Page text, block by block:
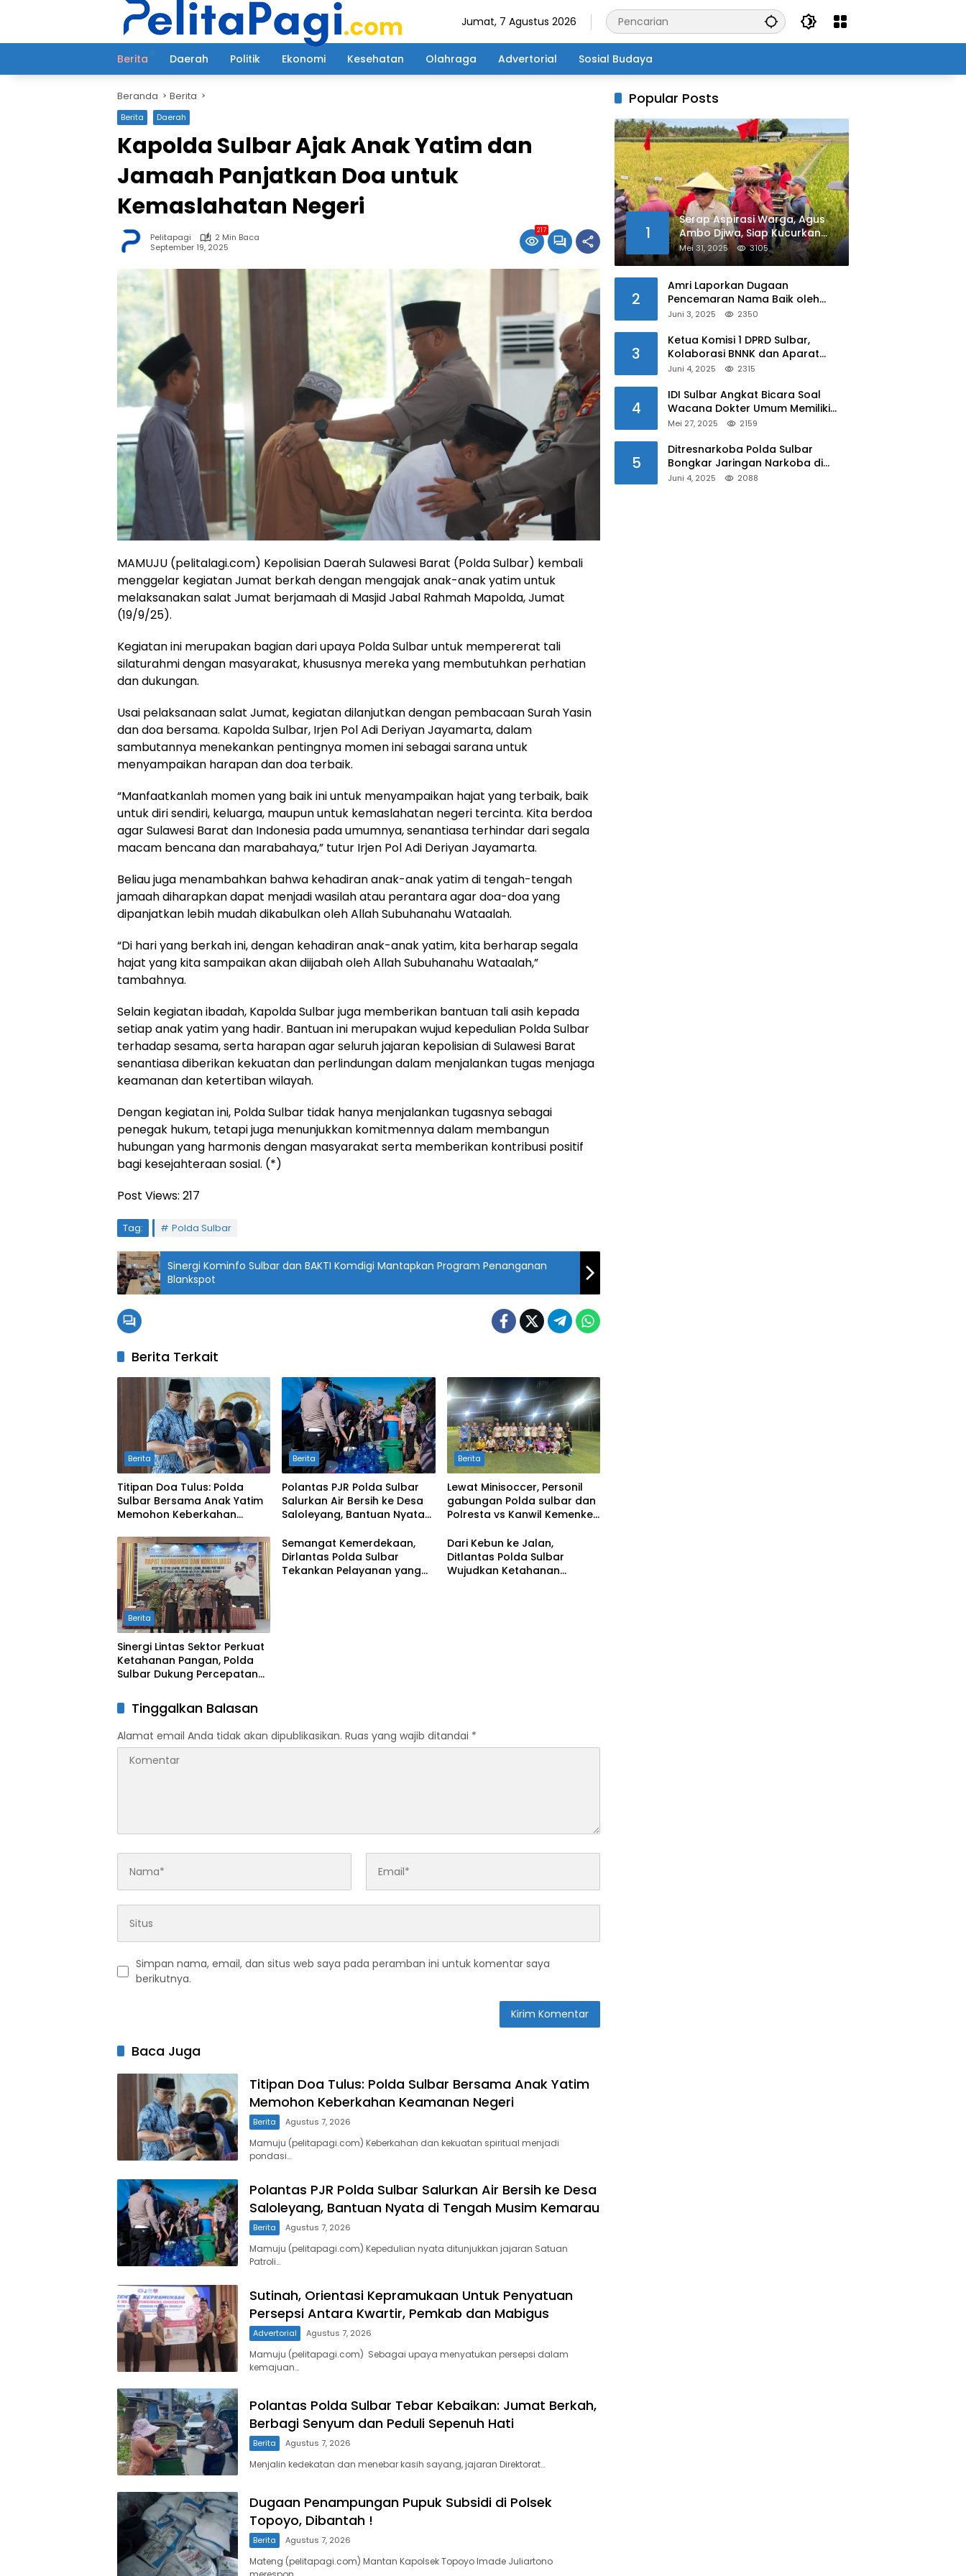
Jumat, 7 Agustus 2026
Berita Daerah Politik Ekonomi Kesehatan Olahraga Advertorial Sosial Budaya
Beranda Berita
Berita Daerah
Kapolda Sulbar Ajak Anak Yatim dan
Jamaah Panjatkan Doa untuk
Kemaslahatan Negeri
Pelitapagi
2 Min Baca
September 19, 2025
217
MAMUJU (pelitalagi.com) Kepolisian Daerah Sulawesi Barat (Polda Sulbar) kembali
menggelar kegiatan Jumat berkah dengan mengajak anak-anak yatim untuk
melaksanakan salat Jumat berjamaah di Masjid Jabal Rahmah Mapolda, Jumat
(19/9/25).
Kegiatan ini merupakan bagian dari upaya Polda Sulbar untuk mempererat tali
silaturahmi dengan masyarakat, khususnya mereka yang membutuhkan perhatian
dan dukungan.
Usai pelaksanaan salat Jumat, kegiatan dilanjutkan dengan pembacaan Surah Yasin
dan doa bersama. Kapolda Sulbar, Irjen Pol Adi Deriyan Jayamarta, dalam
sambutannya menekankan pentingnya momen ini sebagai sarana untuk
menyampaikan harapan dan doa terbaik.
“Manfaatkanlah momen yang baik ini untuk menyampaikan hajat yang terbaik, baik
untuk diri sendiri, keluarga, maupun untuk kemaslahatan negeri tercinta. Kita berdoa
agar Sulawesi Barat dan Indonesia pada umumnya, senantiasa terhindar dari segala
macam bencana dan marabahaya,” tutur Irjen Pol Adi Deriyan Jayamarta.
Beliau juga menambahkan bahwa kehadiran anak-anak yatim di tengah-tengah
jamaah diharapkan dapat menjadi wasilah atau perantara agar doa-doa yang
dipanjatkan lebih mudah dikabulkan oleh Allah Subuhanahu Wataalah.
“Di hari yang berkah ini, dengan kehadiran anak-anak yatim, kita berharap segala
hajat yang kita sampaikan akan diijabah oleh Allah Subuhanahu Wataalah,”
tambahnya.
Selain kegiatan ibadah, Kapolda Sulbar juga memberikan bantuan tali asih kepada
setiap anak yatim yang hadir. Bantuan ini merupakan wujud kepedulian Polda Sulbar
terhadap sesama, serta harapan agar seluruh jajaran kepolisian di Sulawesi Barat
senantiasa diberikan kekuatan dan perlindungan dalam menjalankan tugas menjaga
keamanan dan ketertiban wilayah.
Dengan kegiatan ini, Polda Sulbar tidak hanya menjalankan tugasnya sebagai
penegak hukum, tetapi juga menunjukkan komitmennya dalam membangun
hubungan yang harmonis dengan masyarakat serta memberikan kontribusi positif
bagi kesejahteraan sosial. (*)
Post Views: 217
Tag: Polda Sulbar
Sinergi Kominfo Sulbar dan BAKTI Komdigi Mantapkan Program Penanganan
Blankspot
Berita Terkait
Berita
Titipan Doa Tulus: Polda
Sulbar Bersama Anak Yatim
Memohon Keberkahan
Berita
Polantas PJR Polda Sulbar
Salurkan Air Bersih ke Desa
Saloleyang, Bantuan Nyata
Berita
Lewat Minisoccer, Personil
gabungan Polda sulbar dan
Polresta vs Kanwil Kemenkeu
Persaudaraan
Berita
Sinergi Lintas Sektor Perkuat
Ketahanan Pangan, Polda
Sulbar Dukung Percepatan
Kekeringan
Semangat Kemerdekaan,
Dirlantas Polda Sulbar
Tekankan Pelayanan yang
Dari Kebun ke Jalan,
Ditlantas Polda Sulbar
Wujudkan Ketahanan
Tinggalkan Balasan
Alamat email Anda tidak akan dipublikasikan. Ruas yang wajib ditandai *
Simpan nama, email, dan situs web saya pada peramban ini untuk komentar saya
berikutnya.
Baca Juga
Titipan Doa Tulus: Polda Sulbar Bersama Anak Yatim
Memohon Keberkahan Keamanan Negeri
Berita Agustus 7, 2026
Mamuju (pelitapagi.com) Keberkahan dan kekuatan spiritual menjadi
pondasi…
Polantas PJR Polda Sulbar Salurkan Air Bersih ke Desa
Saloleyang, Bantuan Nyata di Tengah Musim Kemarau
Berita Agustus 7, 2026
Mamuju (pelitapagi.com) Kepedulian nyata ditunjukkan jajaran Satuan
Patroli…
Sutinah, Orientasi Kepramukaan Untuk Penyatuan
Persepsi Antara Kwartir, Pemkab dan Mabigus
Advertorial Agustus 7, 2026
Mamuju (pelitapagi.com) Sebagai upaya menyatukan persepsi dalam
kemajuan…
Polantas Polda Sulbar Tebar Kebaikan: Jumat Berkah,
Berbagi Senyum dan Peduli Sepenuh Hati
Berita Agustus 7, 2026
Menjalin kedekatan dan menebar kasih sayang, jajaran Direktorat…
Dugaan Penampungan Pupuk Subsidi di Polsek
Topoyo, Dibantah !
Berita Agustus 7, 2026
Mateng (pelitapagi.com) Mantan Kapolsek Topoyo Imade Juliartono
Popular Posts
1
Serap Aspirasi Warga, Agus
Ambo Djiwa, Siap Kucurkan
Bantuan Pertanian di Kalukku
Mei 31, 2025 3105
2
Amri Laporkan Dugaan
Pencemaran Nama Baik oleh
Oknum Polisi ke Propam Polda
Juni 3, 2025 2350
3
Ketua Komisi 1 DPRD Sulbar,
Kolaborasi BNNK dan Aparat
Kepolisian Tekan Penyalahgunaan
Juni 4, 2025 2315
4
IDI Sulbar Angkat Bicara Soal
Wacana Dokter Umum Memiliki
Kewenangan Operasi Caesar
Mei 27, 2025 2159
5
Ditresnarkoba Polda Sulbar
Bongkar Jaringan Narkoba di
Mamuju, Dua Pria Ditangkap! Jejak
Juni 4, 2025 2088